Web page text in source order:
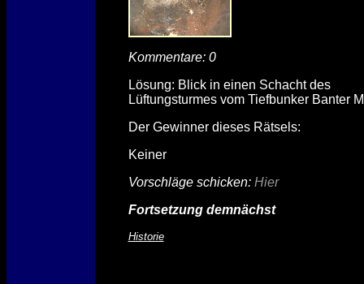
Kommentare: 0
Lösung: Blick in einen Schacht des
Lüftungsturmes vom Tiefbunker Banter
Der Gewinner dieses Rätsels:
Keiner
Vorschläge schicken: Hier
Fortsetzung demnächst
Historie